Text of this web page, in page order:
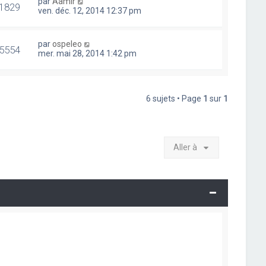
ven. déc. 12, 2014 12:37 pm
parospeleo
mer. mai 28, 2014 1:42 pm
6 sujets • Page 1 sur 1
Aller à